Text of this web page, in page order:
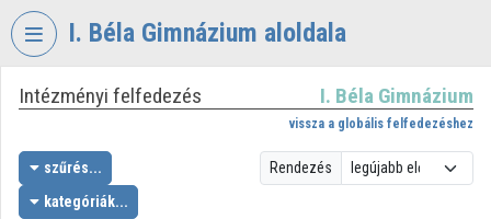
Fejléc kihagyása
I. Béla Gimnázium aloldala
VIDEOTORIUM
BÉLA
GIMNÁZIUM
Intézményi felfedezés I. Béla Gimnázium
vissza a globális felfedezéshez
szűrés...
kategóriák...
Rendezés